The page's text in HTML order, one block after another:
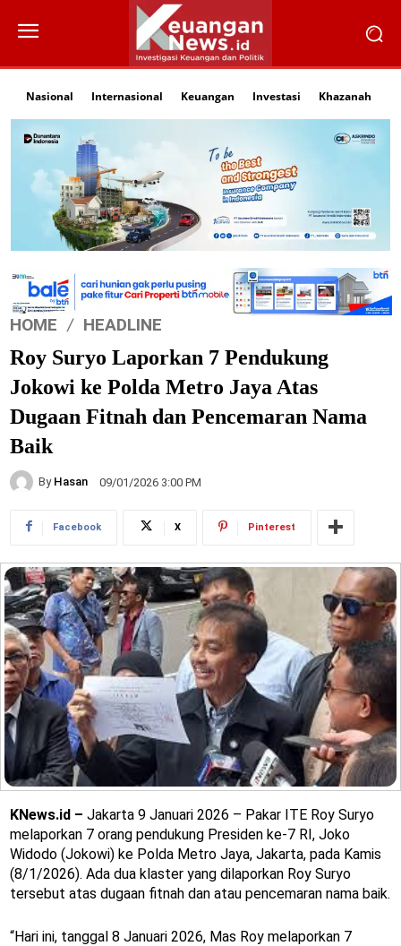
Nasional Internasional Keuangan Investasi Khazanah
HOME HEADLINE
Roy Suryo Laporkan 7 Pendukung
Jokowi ke Polda Metro Jaya Atas
Dugaan Fitnah dan Pencemaran Nama
Baik
By Hasan 09/01/2026 3:00 PM
Facebook X Pinterest
KNews.id – Jakarta 9 Januari 2026 – Pakar ITE Roy Suryo
melaporkan 7 orang pendukung Presiden ke-7 RI, Joko
Widodo (Jokowi) ke Polda Metro Jaya, Jakarta, pada Kamis
(8/1/2026). Ada dua klaster yang dilaporkan Roy Suryo
tersebut atas dugaan fitnah dan atau pencemaran nama baik.
“Hari ini, tanggal 8 Januari 2026, Mas Roy melaporkan 7